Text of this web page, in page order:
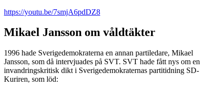
https://youtu.be/7smjA6pdDZ8
Mikael Jansson om våldtäkter
1996 hade Sverigedemokraterna en annan partiledare, Mikael
Jansson, som då intervjuades på SVT. SVT hade fått nys om en
invandringskritisk dikt i Sverigedemokraternas partitidning SD-
Kuriren, som löd: